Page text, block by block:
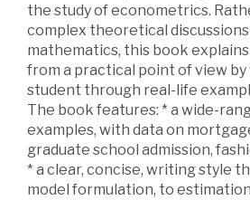
the study of econometrics.
complex theoretical
mathematics, this book
from a practical point of view
student through real-life
The book features: * a wide-
examples, with data on
graduate school admission,
* a clear, concise, writing style
model formulation, to